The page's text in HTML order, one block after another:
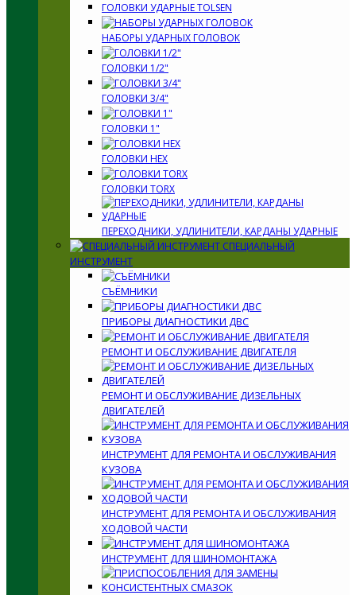
ГОЛОВКИ УДАРНЫЕ TOLSEN
НАБОРЫ УДАРНЫХ ГОЛОВОК
ГОЛОВКИ 1/2"
ГОЛОВКИ 3/4"
ГОЛОВКИ 1"
ГОЛОВКИ HEX
ГОЛОВКИ TORX
ПЕРЕХОДНИКИ, УДЛИНИТЕЛИ, КАРДАНЫ УДАРНЫЕ
СПЕЦИАЛЬНЫЙ
ИНСТРУМЕНТ
СЪЁМНИКИ
ПРИБОРЫ ДИАГНОСТИКИ ДВС
РЕМОНТ И ОБСЛУЖИВАНИЕ ДВИГАТЕЛЯ
РЕМОНТ И ОБСЛУЖИВАНИЕ ДИЗЕЛЬНЫХ
ДВИГАТЕЛЕЙ
ИНСТРУМЕНТ ДЛЯ РЕМОНТА И ОБСЛУЖИВАНИЯ
КУЗОВА
ИНСТРУМЕНТ ДЛЯ РЕМОНТА И ОБСЛУЖИВАНИЯ
ХОДОВОЙ ЧАСТИ
ИНСТРУМЕНТ ДЛЯ ШИНОМОНТАЖА